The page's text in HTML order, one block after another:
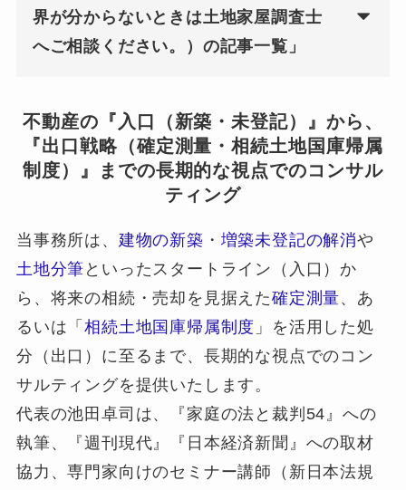
界が分からないときは土地家屋調査士
へご相談ください。）の記事一覧」
不動産の『入口（新築・未登記）』から、
『出口戦略（確定測量・相続土地国庫帰属
制度）』までの長期的な視点でのコンサル
ティング
当事務所は、 建物の新築 ・ 増築未登記の解消や
土地分筆 といったスタートライン（入口）か
ら、将来の相続・売却を見据えた確定測量、あ
るいは「相続土地国庫帰属制度 」を活用した処
分（出口）に至るまで、長期的な視点でのコン
サルティングを提供いたします。
代表の池田卓司は、『家庭の法と裁判54』への
執筆、『週刊現代』『日本経済新聞』への取材
協力、専門家向けのセミナー講師（新日本法規